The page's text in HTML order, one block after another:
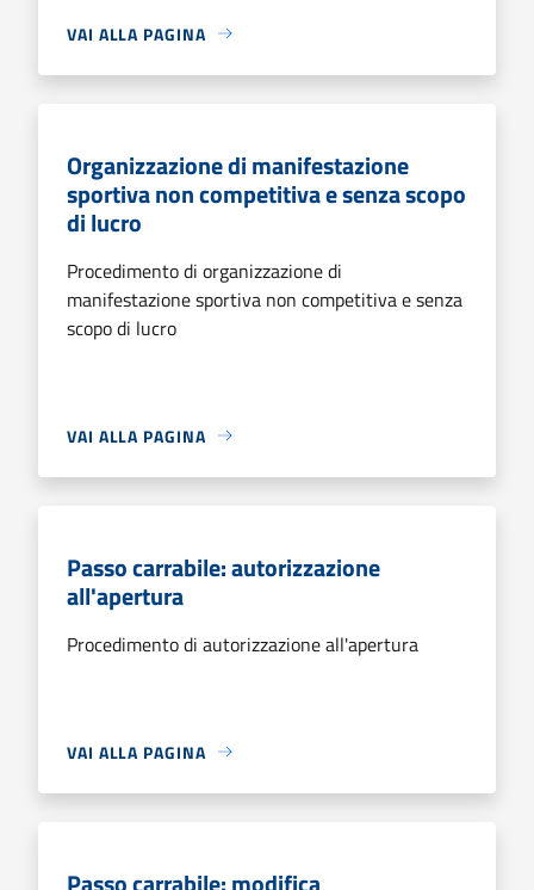
VAI ALLA PAGINA
Organizzazione di manifestazione
sportiva non competitiva e senza scopo
di lucro
Procedimento di organizzazione di
manifestazione sportiva non competitiva e senza
scopo di lucro
VAI ALLA PAGINA
Passo carrabile: autorizzazione
all'apertura
Procedimento di autorizzazione all'apertura
VAI ALLA PAGINA